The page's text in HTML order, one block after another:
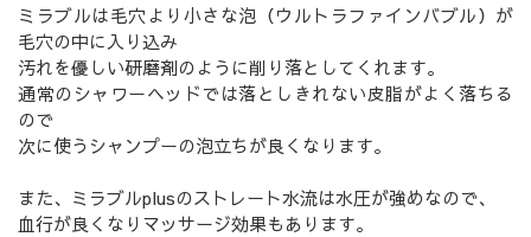
ミラブルは毛穴より小さな泡（ウルトラファインバブル）が
毛穴の中に入り込み
汚れを優しい研磨剤のように削り落としてくれます。
通常のシャワーヘッドでは落としきれない皮脂がよく落ちる
ので
次に使うシャンプーの泡立ちが良くなります。
また、ミラブルplusのストレート水流は水圧が強めなので、
血行が良くなりマッサージ効果もあります。